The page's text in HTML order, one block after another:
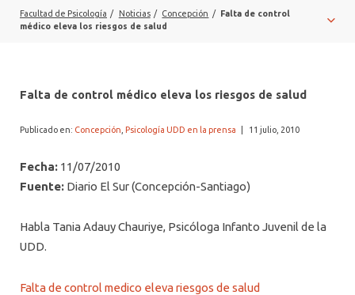
POSTGRADOS Y EDUCACIÓN CONTINUA
Facultad de Psicología / Noticias / Concepción /
Falta de control
médico eleva los riesgos de salud
Falta de control médico eleva los riesgos de salud
Publicado en: Concepción Psicología UDD en la prensa 11 julio, 2010
Fecha: 11/07/2010
Fuente: Diario El Sur (Concepción-Santiago)
Habla Tania Adauy Chauriye, Psicóloga Infanto Juvenil de la
UDD.
Falta de control medico eleva riesgos de salud